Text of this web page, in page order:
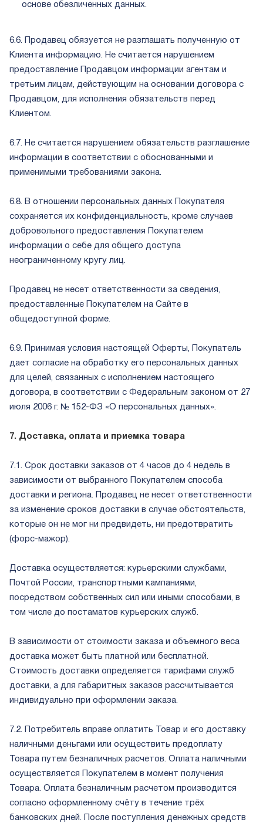
основе обезличенных данных.
6.6. Продавец обязуется не разглашать полученную от
Клиента информацию. Не считается нарушением
предоставление Продавцом информации агентам и
третьим лицам, действующим на основании договора с
Продавцом, для исполнения обязательств перед
Клиентом.
6.7. Не считается нарушением обязательств разглашение
информации в соответствии с обоснованными и
применимыми требованиями закона.
6.8. В отношении персональных данных Покупателя
сохраняется их конфиденциальность, кроме случаев
добровольного предоставления Покупателем
информации о себе для общего доступа
неограниченному кругу лиц.
Продавец не несет ответственности за сведения,
предоставленные Покупателем на Сайте в
общедоступной форме.
6.9. Принимая условия настоящей Оферты, Покупатель
дает согласие на обработку его персональных данных
для целей, связанных с исполнением настоящего
договора, в соответствии с Федеральным законом от 27
июля 2006 г. № 152-ФЗ «О персональных данных».
7. Доставка, оплата и приемка товара
7.1. Срок доставки заказов от 4 часов до 4 недель в
зависимости от выбранного Покупателем способа
доставки и региона. Продавец не несет ответственности
за изменение сроков доставки в случае обстоятельств,
которые он не мог ни предвидеть, ни предотвратить
(форс-мажор).
Доставка осуществляется: курьерскими службами,
Почтой России, транспортными кампаниями,
посредством собственных сил или иными способами, в
том числе до постаматов курьерских служб.
В зависимости от стоимости заказа и объемного веса
доставка может быть платной или бесплатной.
Стоимость доставки определяется тарифами служб
доставки, а для габаритных заказов рассчитывается
индивидуально при оформлении заказа.
7.2. Потребитель вправе оплатить Товар и его доставку
наличными деньгами или осуществить предоплату
Товара путем безналичных расчетов. Оплата наличными
осуществляется Покупателем в момент получения
Товара. Оплата безналичным расчетом производится
согласно оформленному счёту в течение трёх
банковских дней. После поступления денежных средств